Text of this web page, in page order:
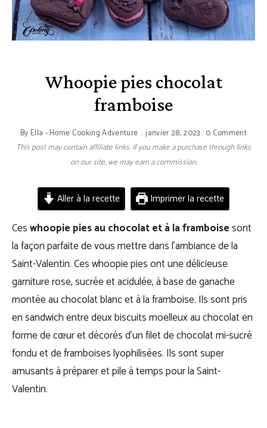
Whoopie pies chocolat
framboise
By Ella - Home Cooking Adventure janvier 28, 2023 0 Comment
This post may contain affiliate links. If you make a purchase through links
on our site, we may earn a commission.
Aller à la recette Imprimer la recette
Ceswhoopie pies au chocolat et à la framboisesont
la façon parfaite de vous mettre dans l’ambiance de la
Saint-Valentin. Ces whoopie pies ont une délicieuse
garniture rose, sucrée et acidulée, à base de ganache
montée au chocolat blanc et à la framboise. Ils sont pris
en sandwich entre deux biscuits moelleux au chocolat en
forme de cœur et décorés d’un filet de chocolat mi-sucré
fondu et de framboises lyophilisées. Ils sont super
amusants à préparer et pile à temps pour la Saint-
Valentin.